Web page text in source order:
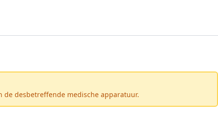
desbetreffende medische apparatuur.